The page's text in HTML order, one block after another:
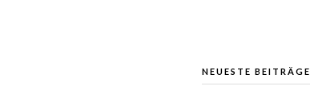
NEUESTE BEITRÄGE